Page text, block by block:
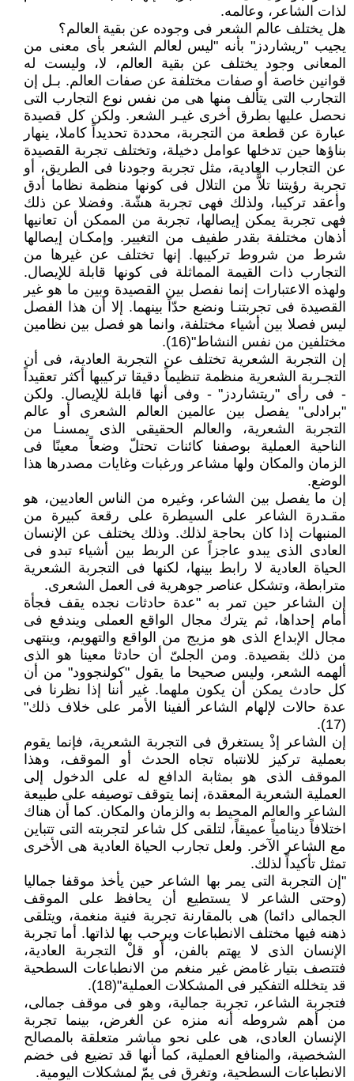
لذات الشاعر، وعالمه.
هل يختلف عالم الشعر فى وجوده عن بقية العالم؟
يجيب "ريشاردز" بأنه "ليس لعالم الشعر بأى معنى من
المعانى وجود يختلف عن بقية العالم، لا، وليست له
قوانين خاصة أو صفات مختلفة عن صفات العالم. بـل إن
التجارب التى يتألف منها هى من نفس نوع التجارب التى
نحصل عليها بطرق أخرى غيـر الشعر. ولكن كل قصيدة
عبارة عن قطعة من التجربة، محددة تحديداً كاملا، ينهار
بناؤها حين تدخلها عوامل دخيلة، وتختلف تجربة القصيدة
عن التجارب العادية، مثل تجربة وجودنا فى الطريق، أو
تجربة رؤيتنا تلاًّ من التلال فى كونها منظمة نظاما أدق
وأعقد تركيبا، ولذلك فهى تجربة هشّة. وفضلا عن ذلك
فهى تجربة يمكن إيصالها، تجربة من الممكن أن تعانيها
أذهان مختلفة بقدر طفيف من التغيير. وإمكـان إيصالها
شرط من شروط تركيبها. إنها تختلف عن غيرها من
التجارب ذات القيمة المماثلة فى كونها قابلة للإيصال.
ولهذه الاعتبارات إنما نفصل بين القصيدة وبين ما هو غير
القصيدة فى تجربتنـا ونضع حدّاً بينهما. إلا أن هذا الفصل
ليس فصلا بين أشياء مختلفة، وانما هو فصل بين نظامين
مختلفين من نفس النشاط"(16).
إن التجربة الشعرية تختلف عن التجربة العادية، فى أن
التجـربة الشعرية منظمة تنظيماً دقيقا تركيبها أكثر تعقيداً
- فى رأى "ريتشاردز" - وفى أنها قابلة للإيصال. ولكن
"برادلى" يفصل بين عالمين العالم الشعرى أو عالم
التجربة الشعرية، والعالم الحقيقى الذى يمسنـا من
الناحية العملية بوصفنا كائنات تحتلّ وضعاً معينًا فى
الزمان والمكان ولها مشاعر ورغبات وغايات مصدرها هذا
الوضع.
إن ما يفصل بين الشاعر، وغيره من الناس العاديين، هو
مقـدرة الشاعر على السيطرة على رقعة كبيرة من
المنبهات إذا كان بحاجة لذلك. وذلك يختلف عن الإنسان
العادى الذى يبدو عاجزاً عن الربط بين أشياء تبدو فى
الحياة العادية لا رابط بينها، لكنها فى التجربة الشعرية
مترابطة، وتشكل عناصر جوهرية فى العمل الشعرى.
إن الشاعر حين تمر به "عدة حادثات نجده يقف فجأة
أمام إحداها، ثم يترك مجال الواقع العملى ويندفع فى
مجال الإبداع الذى هو مزيج من الواقع والتهويم، وينتهى
من ذلك بقصيدة. ومن الجلىّ أن حادثا معينا هو الذى
ألهمه الشعر، وليس صحيحا ما يقول "كولنجوود" من أن
كل حادث يمكن أن يكون ملهما. غير أننا إذا نظرنا فى
عدة حالات لإلهام الشاعر ألفينا الأمر على خلاف ذلك"
(17).
إن الشاعر إذْ يستغرق فى التجربة الشعرية، فإنما يقوم
بعملية تركيز للانتباه تجاه الحدث أو الموقف، وهذا
الموقف الذى هو بمثابة الدافع له على الدخول إلى
العملية الشعرية المعقدة، إنما يتوقف توصيفه على طبيعة
الشاعر والعالم المحيط به والزمان والمكان. كما أن هناك
اختلافاً دينامياً عميقاً، لتلقى كل شاعر لتجربته التى تتباين
مع الشاعر الآخر. ولعل تجارب الحياة العادية هى الأخرى
تمثل تأكيداً لذلك.
"إن التجربة التى يمر بها الشاعر حين يأخذ موقفا جماليا
(وحتى الشاعر لا يستطيع أن يحافظ على الموقف
الجمالى دائما) هى بالمقارنة تجربة فنية منغمة، ويتلقى
ذهنه فيها مختلف الانطباعات ويرحب بها لذاتها. أما تجربة
الإنسان الذى لا يهتم بالفن، أو قلْ التجربة العادية،
فتتصف بتيار غامض غير منغم من الانطباعات السطحية
قد يتخلله التفكير فى المشكلات العملية"(18).
فتجربة الشاعر، تجربة جمالية، وهو فى موقف جمالى،
من أهم شروطه أنه منزه عن الغرض، بينما تجربة
الإنسان العادى، هى على نحو مباشر متعلقة بالمصالح
الشخصية، والمنافع العملية، كما أنها قد تضيع فى خضم
الانطباعات السطحية، وتغرق فى يمّ لمشكلات اليومية.